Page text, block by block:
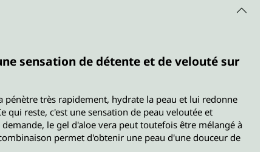
sensation de détente et de velouté sur
pénètre très rapidement, hydrate la peau et lui redonne
qui reste, c'est une sensation de peau veloutée et
le gel d'aloe vera peut toutefois être mélangé à
permet d'obtenir une peau d'une douceur de